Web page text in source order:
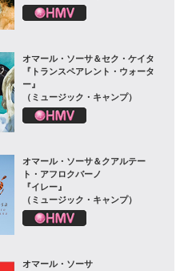
オマール・ソーサ＆セク・ケイタ
『トランスペアレント・ウォータ
ー』
（ミュージック・キャンプ）
オマール・ソーサ＆クアルテー
ト・アフロクバーノ
『イレー』
（ミュージック・キャンプ）
オマール・ソーサ